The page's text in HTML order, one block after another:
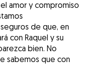
amor y compromiso
de que, en
con Raquel y su
bien. No
sabemos que con